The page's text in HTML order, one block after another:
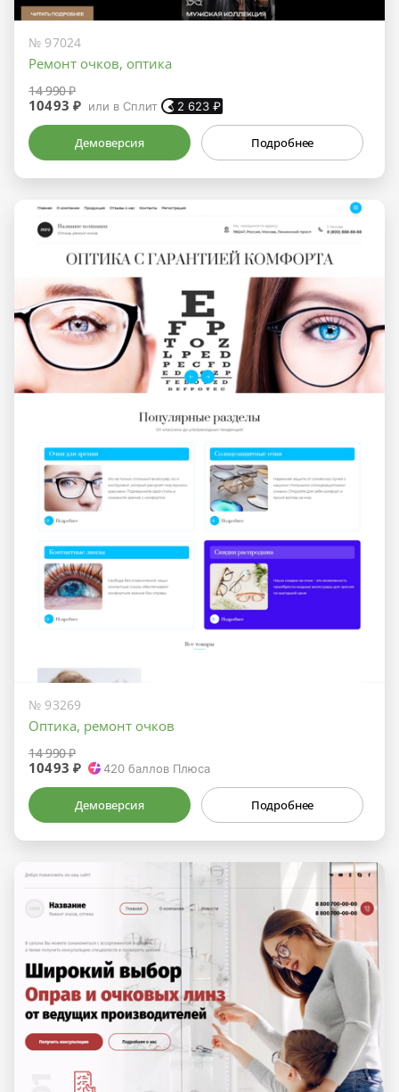
№ 97024
Ремонт очков, оптика
14 990 ₽
10493 ₽ или в Сплит 2 623 ₽
Демоверсия Подробнее
№ 93269
Оптика, ремонт очков
14 990 ₽
10493 ₽ 420 баллов Плюса
Демоверсия Подробнее